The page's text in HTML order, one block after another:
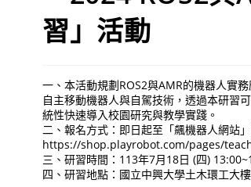
習」活動
一、本活動規劃ROS2與AMR的機器人實
自主移動機器人與自駕技術，透過本研習
統性快速導入校園研究與教學實踐。
二、報名方式：即日起至「飆機器人網站
https://shop.playrobot.com/pages/
三、研習時間：113年7月18日 (四)
四、研習地點：國立中興大學土木環工大